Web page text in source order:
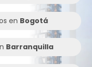
en Bogotá
Barranquilla